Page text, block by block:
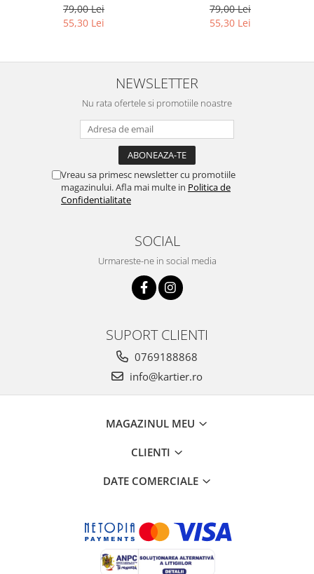
79,00 Lei
55,30 Lei
79,00 Lei
55,30 Lei
NEWSLETTER
Nu rata ofertele si promotiile noastre
Vreau sa primesc newsletter cu promotiile
magazinului. Afla mai multe in Politica de
Confidentialitate
SOCIAL
Urmareste-ne in social media
SUPORT CLIENTI
0769188868
info@kartier.ro
MAGAZINUL MEU
CLIENTI
DATE COMERCIALE